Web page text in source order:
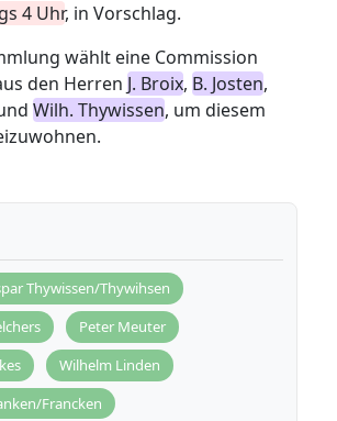
4 Uhr, in Vorschlag.
wählt eine Commission
den Herren J. Broix, B. Josten,
Wilh. Thywissen, um diesem
Thywissen/Thywihsen
Peter Meuter
Wilhelm Linden
Francken